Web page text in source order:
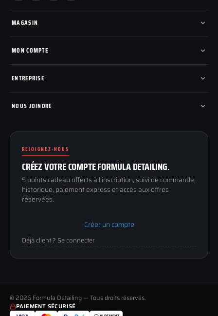
MAGASIN
Nos marques
Pads de polissage
Pièces détachées
MON COMPTE
Mes tickets SAV
Mon parrainage
Programme fidelite
ENTREPRISE
Compte pro
Politique de retour
Conditions générales
Mentions légales
Confidentialité
NOUS JOINDRE
89100 SENS
03 73 61 02 02
Lun-Ven
9h-12h / 14h-17h
REJOIGNEZ-NOUS
CRÉEZ VOTRE COMPTE FORMULA DETAILING.
5 points cadeau offerts à l'inscription, suivi de commande,
historique, paiement express et accès aux offres
réservées.
Créer un compte
Déjà client ? Se connecter
PAIEMENT SÉCURISÉ
© 2026 Formula Detailing — Tous droits réservés.